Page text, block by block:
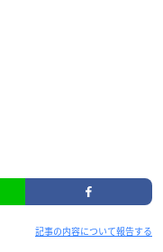
記事の内容について報告する